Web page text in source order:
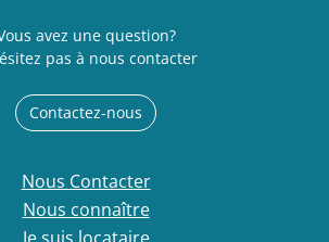
avez une question?
pas à nous contacter
Contactez-nous
Nous Contacter
Nous connaître